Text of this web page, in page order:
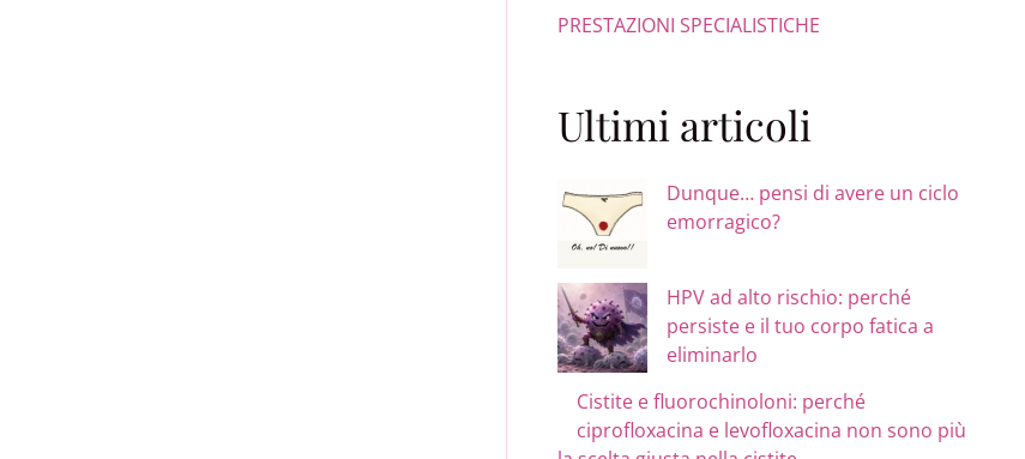
PRESTAZIONI SPECIALISTICHE
Ultimi articoli
Dunque… pensi di avere un ciclo
emorragico?
HPV ad alto rischio: perché
persiste e il tuo corpo fatica a
eliminarlo
Cistite e fluorochinoloni: perché
ciprofloxacina e levofloxacina non sono più